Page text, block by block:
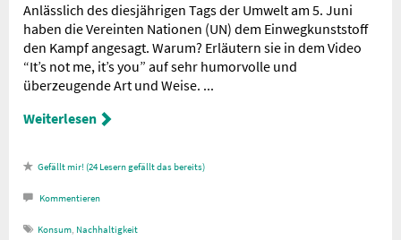
Anlässlich des diesjährigen Tags der Umwelt am 5. Juni
haben die Vereinten Nationen (UN) dem Einwegkunststoff
den Kampf angesagt. Warum? Erläutern sie in dem Video
“It’s not me, it’s you” auf sehr humorvolle und
überzeugende Art und Weise. ...
Weiterlesen
24 Lesern gefällt das
Kommentieren
Konsum, Nachhaltigkeit